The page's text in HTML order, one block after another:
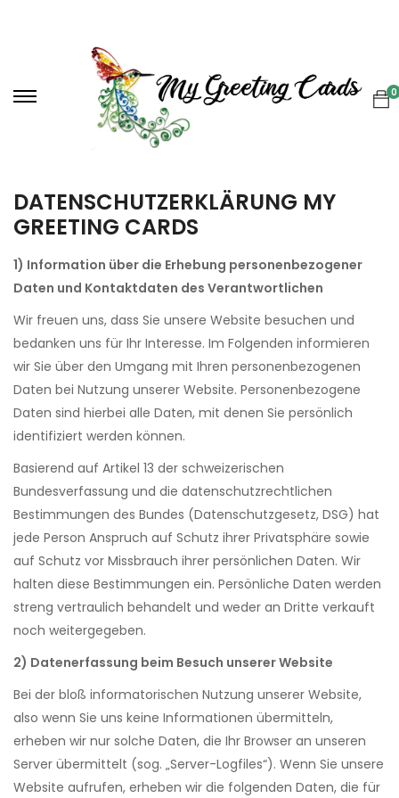
0
DATENSCHUTZERKLÄRUNG MY
GREETING CARDS
1) Information über die Erhebung personenbezogener
Daten und Kontaktdaten des Verantwortlichen
Wir freuen uns, dass Sie unsere Website besuchen und
bedanken uns für Ihr Interesse. Im Folgenden informieren
wir Sie über den Umgang mit Ihren personenbezogenen
Daten bei Nutzung unserer Website. Personenbezogene
Daten sind hierbei alle Daten, mit denen Sie persönlich
identifiziert werden können.
Basierend auf Artikel 13 der schweizerischen
Bundesverfassung und die datenschutzrechtlichen
Bestimmungen des Bundes (Datenschutzgesetz, DSG) hat
jede Person Anspruch auf Schutz ihrer Privatsphäre sowie
auf Schutz vor Missbrauch ihrer persönlichen Daten. Wir
halten diese Bestimmungen ein. Persönliche Daten werden
streng vertraulich behandelt und weder an Dritte verkauft
noch weitergegeben.
2) Datenerfassung beim Besuch unserer Website
Bei der bloß informatorischen Nutzung unserer Website,
also wenn Sie uns keine Informationen übermitteln,
erheben wir nur solche Daten, die Ihr Browser an unseren
Server übermittelt (sog. „Server-Logfiles“). Wenn Sie unsere
Website aufrufen, erheben wir die folgenden Daten, die für